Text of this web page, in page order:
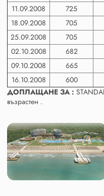
11.09.2008
725
18.09.2008
705
25.09.2008
705
02.10.2008
682
09.10.2008
665
16.10.2008
600
ДОПЛАЩАНЕ ЗА :
възрастен .